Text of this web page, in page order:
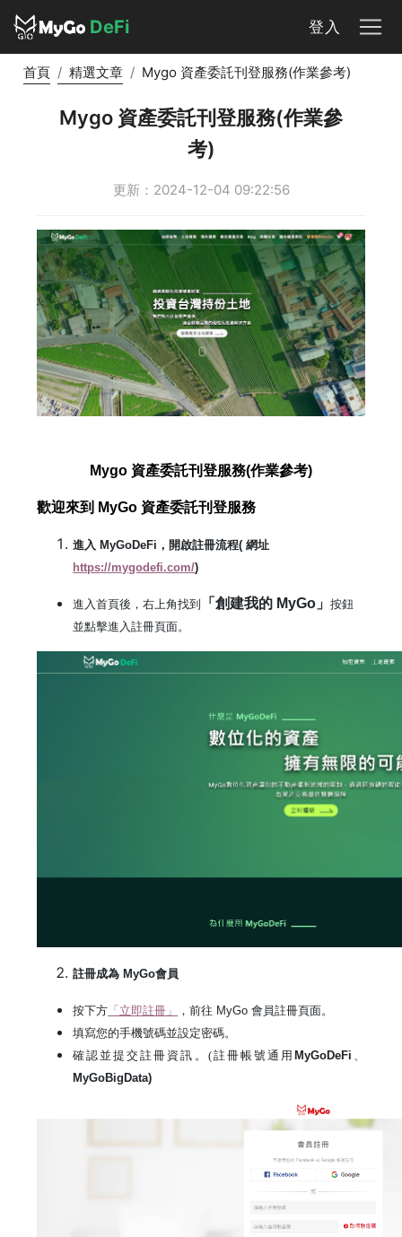
DeFi 登入
首頁 精選文章 Mygo 資產委託刊登服務(作業參考)
Mygo 資產委託刊登服務(作業參
考)
更新：2024-12-04 09:22:56
Mygo 資產委託刊登服務(作業參考)
歡迎來到 MyGo 資產委託刊登服務
進入 MyGoDeFi ，開啟註冊流程(網址
https://mygodefi.com/)
進入首頁後，右上角找到 「創建我的 MyGo」按鈕
並點擊進入註冊頁面。
註冊成為 MyGo會員
按下方 「立即註冊」 ，前往 MyGo會員註冊頁面。
填寫您的手機號碼並設定密碼。
確認並提交註冊資訊。(註冊帳號通用 MyGoDeFi
MyGoBigData)